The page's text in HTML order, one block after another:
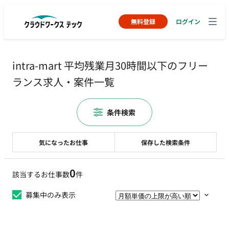
無料登録 ログイン
intra-mart 平均残業月30時間以下のフリー
ランス求人・案件一覧
該当するお仕事数0件
募集中のみ表示
気になったお仕事 保存した検索条件
条件検索